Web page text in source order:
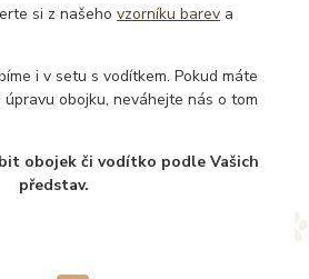
si z našehovzorníku barev a
i v setu s vodítkem. Pokud máte
obojku, neváhejte nás o tom
obojek či vodítko podle Vašich
představ.